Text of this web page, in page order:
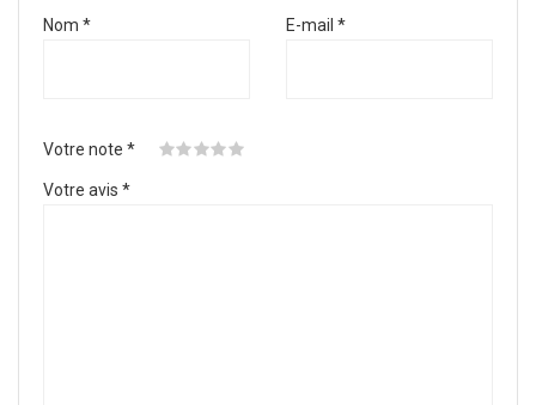
Nom * E-mail *
Votre note *
Votre avis *